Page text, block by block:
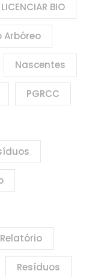
LICENCIAR BIO
Arbóreo
Nascentes
PGRCC
Relatório
Resíduos